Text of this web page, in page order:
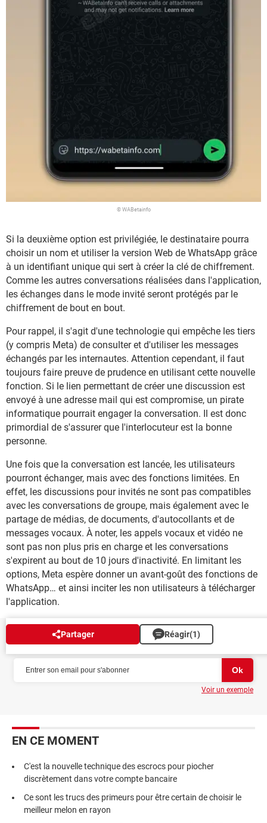
© WABetainfo
Si la deuxième option est privilégiée, le destinataire pourra
choisir un nom et utiliser la version Web de WhatsApp grâce
à un identifiant unique qui sert à créer la clé de chiffrement.
Comme les autres conversations réalisées dans l'application,
les échanges dans le mode invité seront protégés par le
chiffrement de bout en bout.
Pour rappel, il s'agit d'une technologie qui empêche les tiers
(y compris Meta) de consulter et d'utiliser les messages
échangés par les internautes. Attention cependant, il faut
toujours faire preuve de prudence en utilisant cette nouvelle
fonction. Si le lien permettant de créer une discussion est
envoyé à une adresse mail qui est compromise, un pirate
informatique pourrait engager la conversation. Il est donc
primordial de s'assurer que l'interlocuteur est la bonne
personne.
Une fois que la conversation est lancée, les utilisateurs
pourront échanger, mais avec des fonctions limitées. En
effet, les discussions pour invités ne sont pas compatibles
avec les conversations de groupe, mais également avec le
partage de médias, de documents, d'autocollants et de
messages vocaux. À noter, les appels vocaux et vidéo ne
sont pas non plus pris en charge et les conversations
s'expirent au bout de 10 jours d'inactivité. En limitant les
options, Meta espère donner un avant-goût des fonctions de
WhatsApp… et ainsi inciter les non utilisateurs à télécharger
l'application.
Partager Réagir(1)
NEWSLETTER
Voir un exemple
EN CE MOMENT
C'est la nouvelle technique des escrocs pour piocher
discrètement dans votre compte bancaire
Ce sont les trucs des primeurs pour être certain de choisir le
meilleur melon en rayon